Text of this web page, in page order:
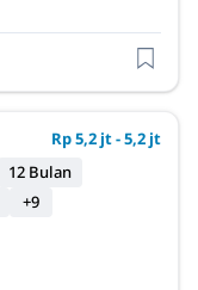
Rp 5,2 jt - 5,2 jt
12 Bulan
+9